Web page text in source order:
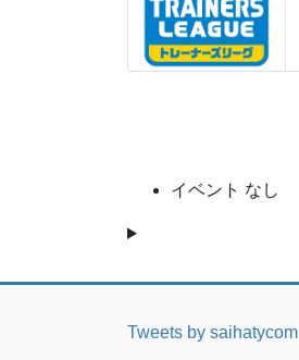
イベント なし
Tweets by saihatycom